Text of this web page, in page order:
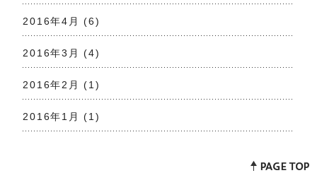
2016年4月 (6)
2016年3月 (4)
2016年2月 (1)
2016年1月 (1)